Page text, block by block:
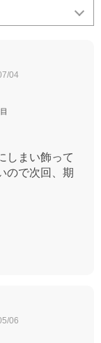
04
しまい飾って
ので次回、期
06